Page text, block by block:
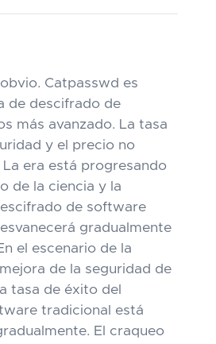
Catpasswd es
de descifrado de
más avanzado. La tasa
y el precio no
era está progresando
de la ciencia y la
de software
gradualmente
el escenario de la
de la seguridad de
tasa de éxito del
tradicional está
El craqueo